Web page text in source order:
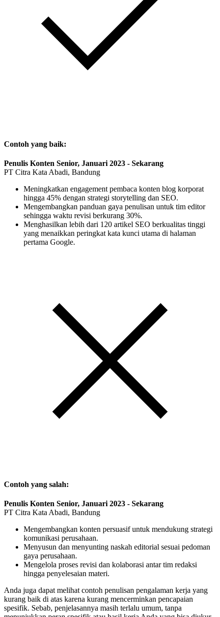
Contoh yang baik:
Penulis Konten Senior, Januari 2023 - Sekarang
PT Citra Kata Abadi, Bandung
Meningkatkan engagement pembaca konten blog korporat
hingga 45% dengan strategi storytelling dan SEO.
Mengembangkan panduan gaya penulisan untuk tim editor
sehingga waktu revisi berkurang 30%.
Menghasilkan lebih dari 120 artikel SEO berkualitas tinggi
yang menaikkan peringkat kata kunci utama di halaman
pertama Google.
Contoh yang salah:
Penulis Konten Senior, Januari 2023 - Sekarang
PT Citra Kata Abadi, Bandung
Mengembangkan konten persuasif untuk mendukung strategi
komunikasi perusahaan.
Menyusun dan menyunting naskah editorial sesuai pedoman
gaya perusahaan.
Mengelola proses revisi dan kolaborasi antar tim redaksi
hingga penyelesaian materi.
Anda juga dapat melihat contoh penulisan pengalaman kerja yang
kurang baik di atas karena kurang mencerminkan pencapaian
spesifik. Sebab, penjelasannya masih terlalu umum, tanpa